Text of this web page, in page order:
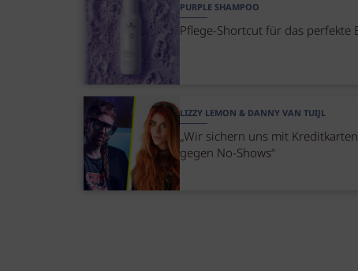
PURPLE SHAMPOO
Pflege-Shortcut für das perfekte
LIZZY LEMON & DANNY VAN TUIJL
„Wir sichern uns mit
gegen No-Shows“